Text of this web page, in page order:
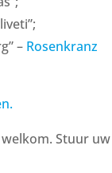
– Rosenkranz
Stuur uw